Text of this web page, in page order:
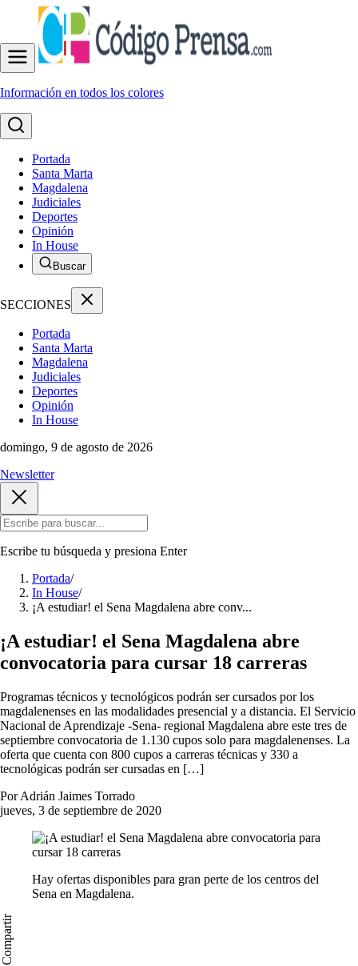
Información en todos los colores
Portada
Santa Marta
Magdalena
Judiciales
Deportes
Opinión
In House
Buscar
SECCIONES
Portada
Santa Marta
Magdalena
Judiciales
Deportes
Opinión
In House
domingo, 9 de agosto de 2026
Newsletter
Escribe tu búsqueda y presiona Enter
Portada/
In House/
¡A estudiar! el Sena Magdalena abre conv...
¡A estudiar! el Sena Magdalena abre
convocatoria para cursar 18 carreras
Programas técnicos y tecnológicos podrán ser cursados por los
magdalenenses en las modalidades presencial y a distancia. El Servicio
Nacional de Aprendizaje -Sena- regional Magdalena abre este tres de
septiembre convocatoria de 1.130 cupos solo para magdalenenses. La
oferta que cuenta con 800 cupos a carreras técnicas y 330 a
tecnológicas podrán ser cursadas en […]
Por Adrián Jaimes Torrado
jueves, 3 de septiembre de 2020
Hay ofertas disponibles para gran perte de los centros del
Sena en Magdalena.
Compartir